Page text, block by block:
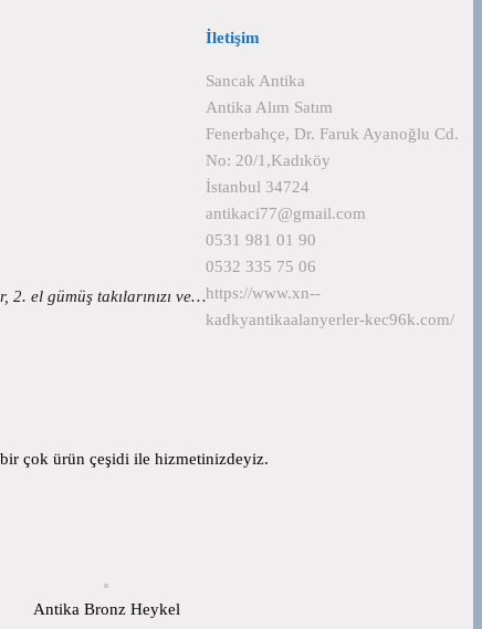
2. el gümüş takılarınızı ve…
İletişim
Sancak Antika
Antika Alım Satım
Fenerbahçe, Dr. Faruk Ayanoğlu Cd.
No: 20/1,Kadıköy
İstanbul 34724
antikaci77@gmail.com
0531 981 01 90
0532 335 75 06
https://www.xn--
kadkyantikaalanyerler-kec96k.com/
çok ürün çeşidi ile hizmetinizdeyiz.
Antika Bronz Heykel